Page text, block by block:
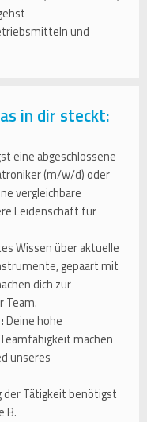
und
in dir steckt:
eine abgeschlossene
(m/w/d) oder
vergleichbare
Leidenschaft für
Wissen über aktuelle
gepaart mit
dich zur
Team.
Deine hohe
machen
unseres
der Tätigkeit benötigst
B.